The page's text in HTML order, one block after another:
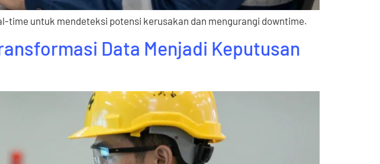
time untuk mendeteksi potensi kerusakan dan mengurangi downtime.
Data Menjadi Keputusan